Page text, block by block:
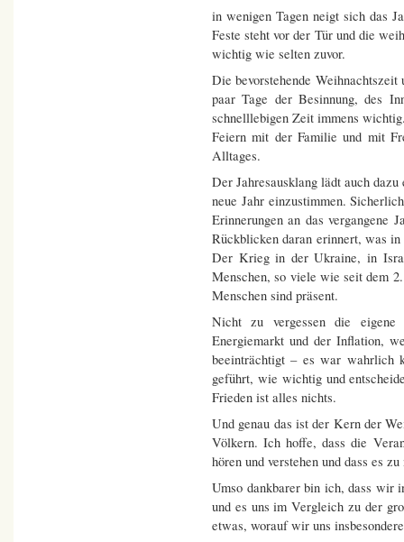
in wenigen Tagen neigt sich das
Feste steht vor der Tür und die
wichtig wie selten zuvor.
Die bevorstehende
paar Tage der Besinnung, des
schnelllebigen Zeit immens
Feiern mit der Familie und mit
Alltages.
Der Jahresausklang lädt auch
neue Jahr einzustimmen.
Erinnerungen an das vergangene
Rückblicken daran erinnert, was
Der Krieg in der Ukraine, in
Menschen, so viele wie seit dem
Menschen sind präsent.
Nicht zu vergessen die eigene
Energiemarkt und der Inflation,
beeinträchtigt – es war wahrlich
geführt, wie wichtig und
Frieden ist alles nichts.
Und genau das ist der Kern der
Völkern. Ich hoffe, dass die
hören und verstehen und dass es
Umso dankbarer bin ich, dass wir
und es uns im Vergleich zu der
etwas, worauf wir uns